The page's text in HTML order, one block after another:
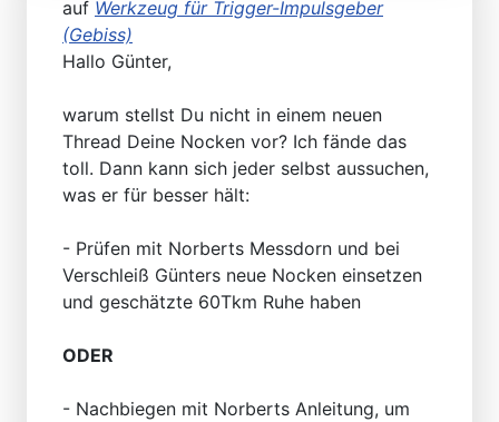
auf Werkzeug für Trigger-Impulsgeber
(Gebiss)
Hallo Günter,
warum stellst Du nicht in einem neuen
Thread Deine Nocken vor? Ich fände das
toll. Dann kann sich jeder selbst aussuchen,
was er für besser hält:
- Prüfen mit Norberts Messdorn und bei
Verschleiß Günters neue Nocken einsetzen
und geschätzte 60Tkm Ruhe haben
ODER
- Nachbiegen mit Norberts Anleitung, um